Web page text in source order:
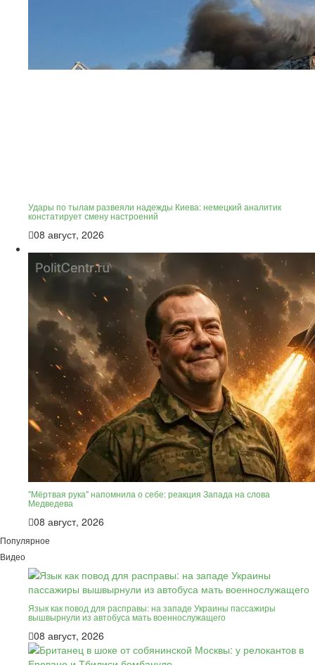
Удары по тылам развеяли надежды Киева: немецкий аналитик
констатирует смену настроений
08 август, 2026
"Мёртвая рука" напомнила о себе: реакция Запада на слова
Медведева
08 август, 2026
Популярное
Видео
Язык как повод для расправы: на западе Украины пассажиры
вышвырнули из автобуса мать военнослужащего
08 август, 2026